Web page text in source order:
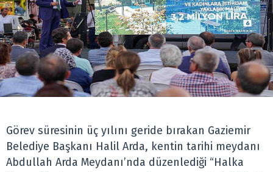
Görev süresinin üç yılını geride bırakan Gaziemir
Belediye Başkanı Halil Arda, kentin tarihi meydanı
Abdullah Arda Meydanı’nda düzenlediği “Halka